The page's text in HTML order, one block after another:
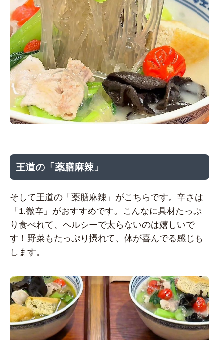
王道の「薬膳麻辣」
そして王道の「薬膳麻辣」がこちらです。辛さは
「1.微辛」がおすすめです。こんなに具材たっぷ
り食べれて、ヘルシーで太らないのは嬉しいで
す！野菜もたっぷり摂れて、体が喜んでる感じも
します。